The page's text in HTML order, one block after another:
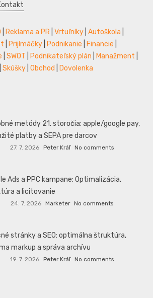
Reklama a PR Vrtuľníky Autoškola
Prijímáčky Podnikanie Financie
SWOT Podnikateľský plán Manažment
Skúšky Obchod Dovolenka
metódy 21. storočia: apple/google pay,
platby a SEPA pre darcov
27. 7. 2026 Peter Kráľ No comments
Ads a PPC kampane: Optimalizácia,
a licitovanie
24. 7. 2026 Marketer No comments
stránky a SEO: optimálna štruktúra,
markup a správa archívu
19. 7. 2026 Peter Kráľ No comments